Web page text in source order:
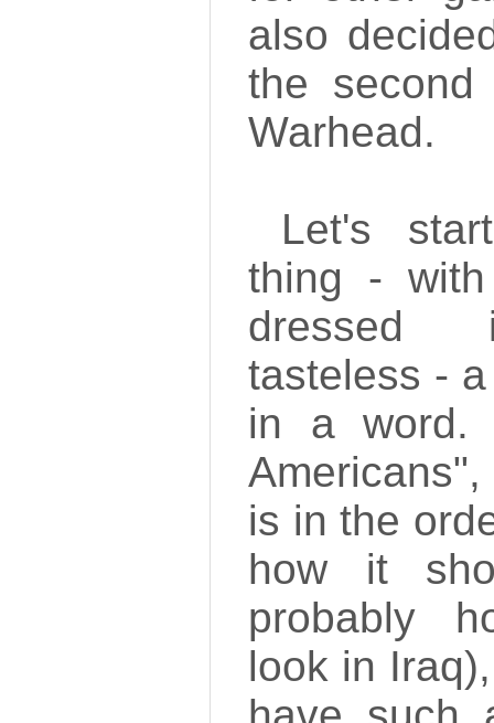
also
the
Warhead.
Let's
thing -
dressed
tasteless -
in a word.
is in the
how it
probably
look in